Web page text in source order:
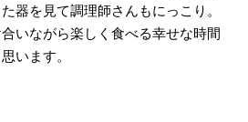
器を見て調理師さんもにっこり。
いながら楽しく食べる幸せな時間
います。